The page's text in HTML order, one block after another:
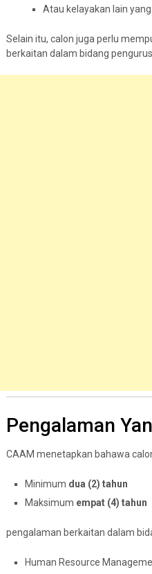
Atau kelayakan lain
Selain itu, calon juga perlu
berkaitan dalam bidang
Pengalaman
CAAM menetapkan bahawa
Minimum dua (2) tahun
Maksimum empat (4) tahun
pengalaman berkaitan dalam
Human Resource